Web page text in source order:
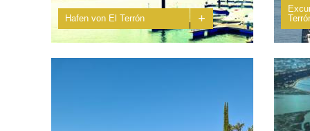
Hafen von El Terrón +